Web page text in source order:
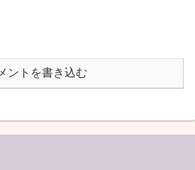
ントを書き込む